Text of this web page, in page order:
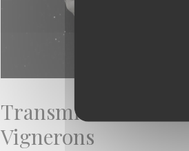
Transmission &
Vignerons